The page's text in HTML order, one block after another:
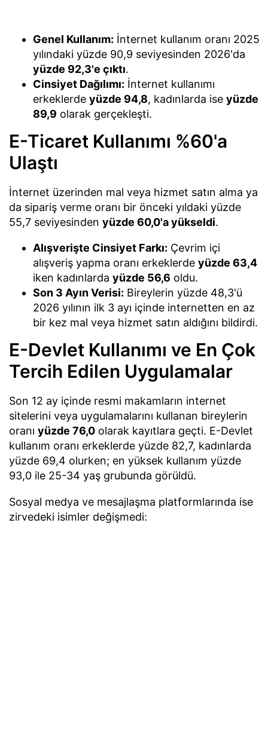
Genel Kullanım: İnternet kullanım oranı 2025
yılındaki yüzde 90,9 seviyesinden 2026'da
yüzde 92,3'e çıktı.
Cinsiyet Dağılımı: İnternet kullanımı
erkeklerde yüzde 94,8, kadınlarda ise yüzde
89,9 olarak gerçekleşti.
E-Ticaret Kullanımı %60'a
Ulaştı
İnternet üzerinden mal veya hizmet satın alma ya
da sipariş verme oranı bir önceki yıldaki yüzde
55,7 seviyesinden yüzde 60,0'a yükseldi.
Alışverişte Cinsiyet Farkı: Çevrim içi
alışveriş yapma oranı erkeklerde yüzde 63,4
iken kadınlarda yüzde 56,6 oldu.
Son 3 Ayın Verisi: Bireylerin yüzde 48,3'ü
2026 yılının ilk 3 ayı içinde internetten en az
bir kez mal veya hizmet satın aldığını bildirdi.
E-Devlet Kullanımı ve En Çok
Tercih Edilen Uygulamalar
Son 12 ay içinde resmi makamların internet
sitelerini veya uygulamalarını kullanan bireylerin
oranı yüzde 76,0 olarak kayıtlara geçti. E-Devlet
kullanım oranı erkeklerde yüzde 82,7, kadınlarda
yüzde 69,4 olurken; en yüksek kullanım yüzde
93,0 ile 25-34 yaş grubunda görüldü.
Sosyal medya ve mesajlaşma platformlarında ise
zirvedeki isimler değişmedi: